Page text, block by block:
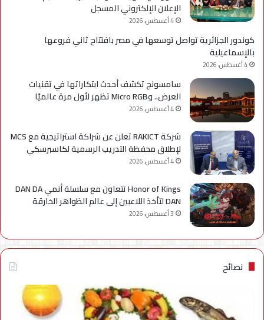
الإعلان الإلكتروني المسجل
4 أغسطس، 2026
كوندور الجزائرية تواصل توسعها في مصر بافتتاح ثاني فروعها
بالإسماعيلية
4 أغسطس، 2026
سامسونج تكشف أحدث ابتكاراتها في تقنيات
العرض.. وMicro RGB تظهر لأول مرة عالميًا
4 أغسطس، 2026
شركة RAKICT تعلن عن شراكة استراتيجية مع MCS
لإطلاق محفظة التدريب الرسمية لكاسبرسكي
4 أغسطس، 2026
Honor of Kings تتعاون مع سلسلة أنمي DAN DA
DAN لتأخذ اللاعبين إلى عالم الظواهر الخارقة
3 أغسطس، 2026
نصائح